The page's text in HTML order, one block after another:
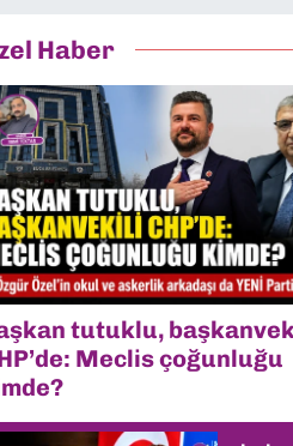
Haber
tutuklu,
Meclis çoğunluğu